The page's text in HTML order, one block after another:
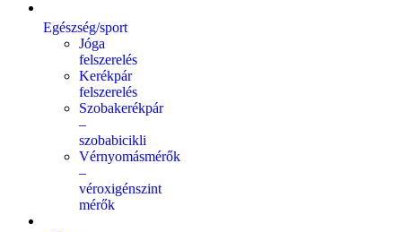
Egészség/sport
Jóga
felszerelés
Kerékpár
felszerelés
Szobakerékpár
–
szobabicikli
Vérnyomásmérők
–
véroxigénszint
mérők